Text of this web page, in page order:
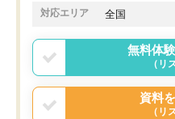
でした。
言う事で講師変更の申し出
まりに短期での変更だった
う事にして退会しました。
戻せ、授業内容や講師の方
と思います。
対応エリア 全国
無料体
（リ
資料
（リ